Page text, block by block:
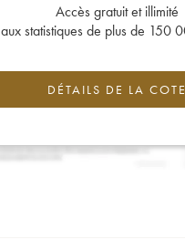
Accès gratuit et illimité
aux statistiques de plus de 150
DÉTAILS DE LA COTE